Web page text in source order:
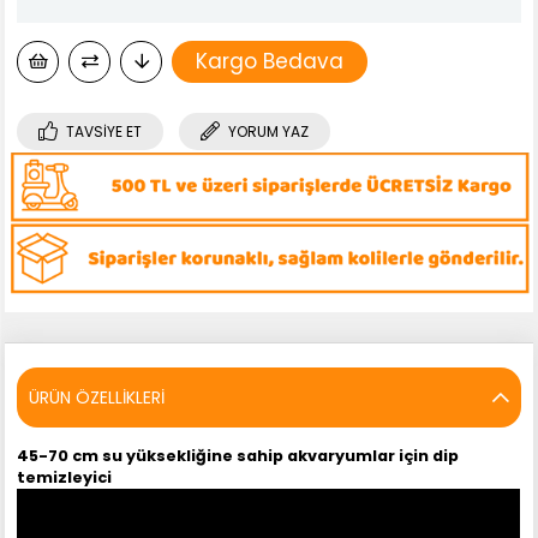
Kargo Bedava
TAVSIYE ET YORUM YAZ
ÜRÜN ÖZELLIKLERI
45-70 cm su yüksekliğine sahip akvaryumlar için dip
temizleyici